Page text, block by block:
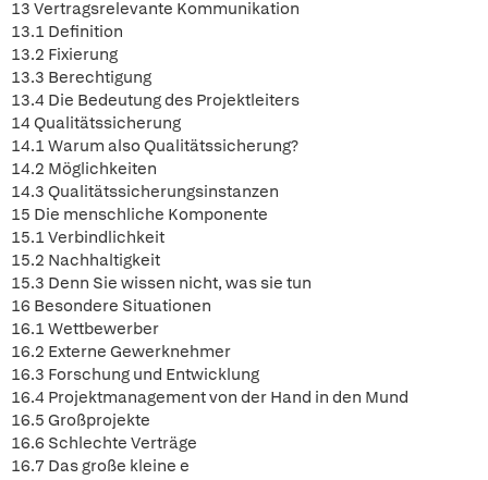
13 Vertragsrelevante Kommunikation
13.1 Definition
13.2 Fixierung
13.3 Berechtigung
13.4 Die Bedeutung des Projektleiters
14 Qualitätssicherung
14.1 Warum also Qualitätssicherung?
14.2 Möglichkeiten
14.3 Qualitätssicherungsinstanzen
15 Die menschliche Komponente
15.1 Verbindlichkeit
15.2 Nachhaltigkeit
15.3 Denn Sie wissen nicht, was sie tun
16 Besondere Situationen
16.1 Wettbewerber
16.2 Externe Gewerknehmer
16.3 Forschung und Entwicklung
16.4 Projektmanagement von der Hand in den Mund
16.5 Großprojekte
16.6 Schlechte Verträge
16.7 Das große kleine e